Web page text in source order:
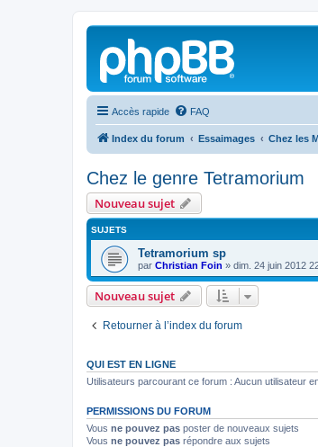
Accès rapide FAQ
Index du forum Essaimages Chez les
Chez le genre Tetramorium
Nouveau sujet
SUJETS
Tetramorium sp
par Christian Foin » dim. 24 juin 2012
Nouveau sujet
Retourner à l’index du forum
QUI EST EN LIGNE
Utilisateurs parcourant ce forum : Aucun utilisateur
PERMISSIONS DU FORUM
Vous ne pouvez pas poster de nouveaux sujets
Vous ne pouvez pas répondre aux sujets